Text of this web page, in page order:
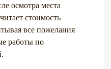
осмотра места
стоимость
все пожелания
работы по